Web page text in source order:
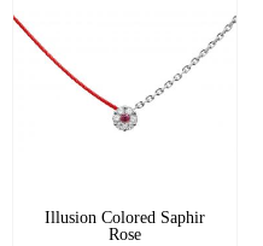
Illusion Colored Saphir
Rose